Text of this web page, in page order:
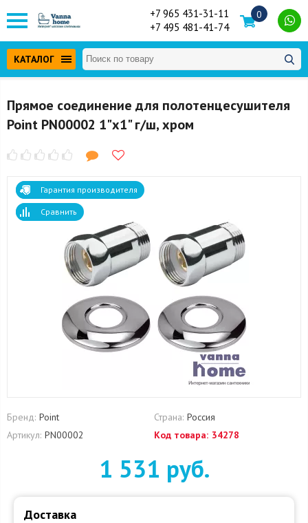
+7 965 431-31-11
+7 495 481-41-74
0
КАТАЛОГ
Прямое соединение для полотенцесушителя
Point PN00002 1"х1" г/ш, хром
Гарантия производителя
Сравнить
Бренд: Point Страна: Россия
Артикул: PN00002 Код товара: 34278
1 531 руб.
Доставка